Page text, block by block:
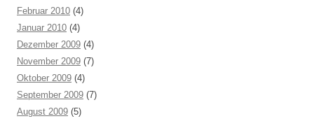
Februar 2010 (4)
Januar 2010 (4)
Dezember 2009 (4)
November 2009 (7)
Oktober 2009 (4)
September 2009 (7)
August 2009 (5)